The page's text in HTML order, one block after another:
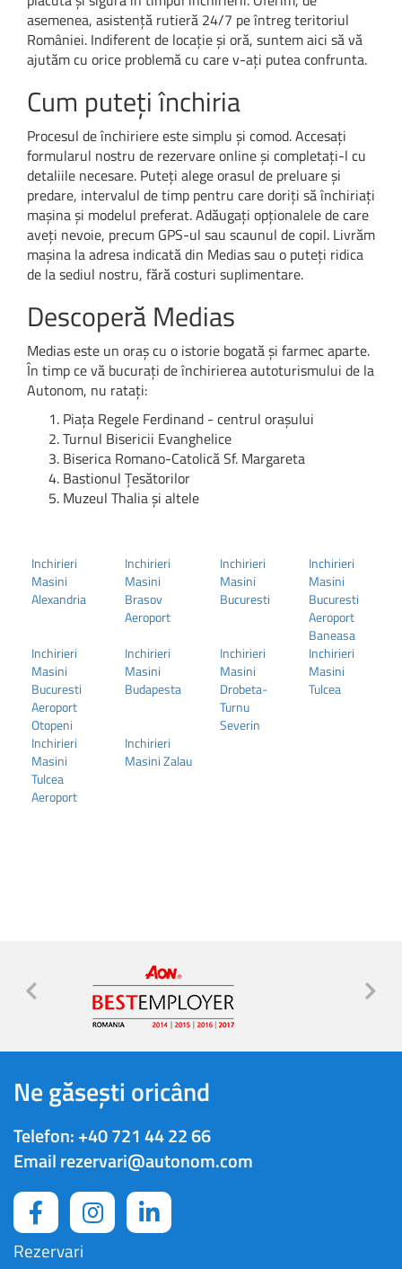
asemenea, asistență rutieră 24/7 pe întreg teritoriul
României. Indiferent de locație și oră, suntem aici să vă
ajutăm cu orice problemă cu care v-ați putea confrunta.
Cum puteți închiria
Procesul de închiriere este simplu și comod. Accesați
formularul nostru de rezervare online și completați-l cu
detaliile necesare. Puteți alege orasul de preluare și
predare, intervalul de timp pentru care doriți să închiriați
mașina și modelul preferat. Adăugați opționalele de care
aveți nevoie, precum GPS-ul sau scaunul de copil. Livrăm
mașina la adresa indicată din Medias sau o puteți ridica
de la sediul nostru, fără costuri suplimentare.
Descoperă Medias
Medias este un oraș cu o istorie bogată și farmec aparte.
În timp ce vă bucurați de închirierea autoturismului de la
Autonom, nu ratați:
Piața Regele Ferdinand - centrul orașului
Turnul Bisericii Evanghelice
Biserica Romano-Catolică Sf. Margareta
Bastionul Țesătorilor
Muzeul Thalia și altele
Inchirieri
Masini
Alexandria
Inchirieri
Masini
Brasov
Aeroport
Inchirieri
Masini
Bucuresti
Inchirieri
Masini
Bucuresti
Aeroport
Baneasa
Inchirieri
Masini
Bucuresti
Aeroport
Otopeni
Inchirieri
Masini
Budapesta
Inchirieri
Masini
Drobeta-
Turnu
Severin
Inchirieri
Masini
Tulcea
Inchirieri
Masini
Tulcea
Aeroport
Inchirieri
Masini Zalau
Ne găsești oricând
Telefon:+40 721 44 22 66
Emailrezervari@autonom.com
Rezervari